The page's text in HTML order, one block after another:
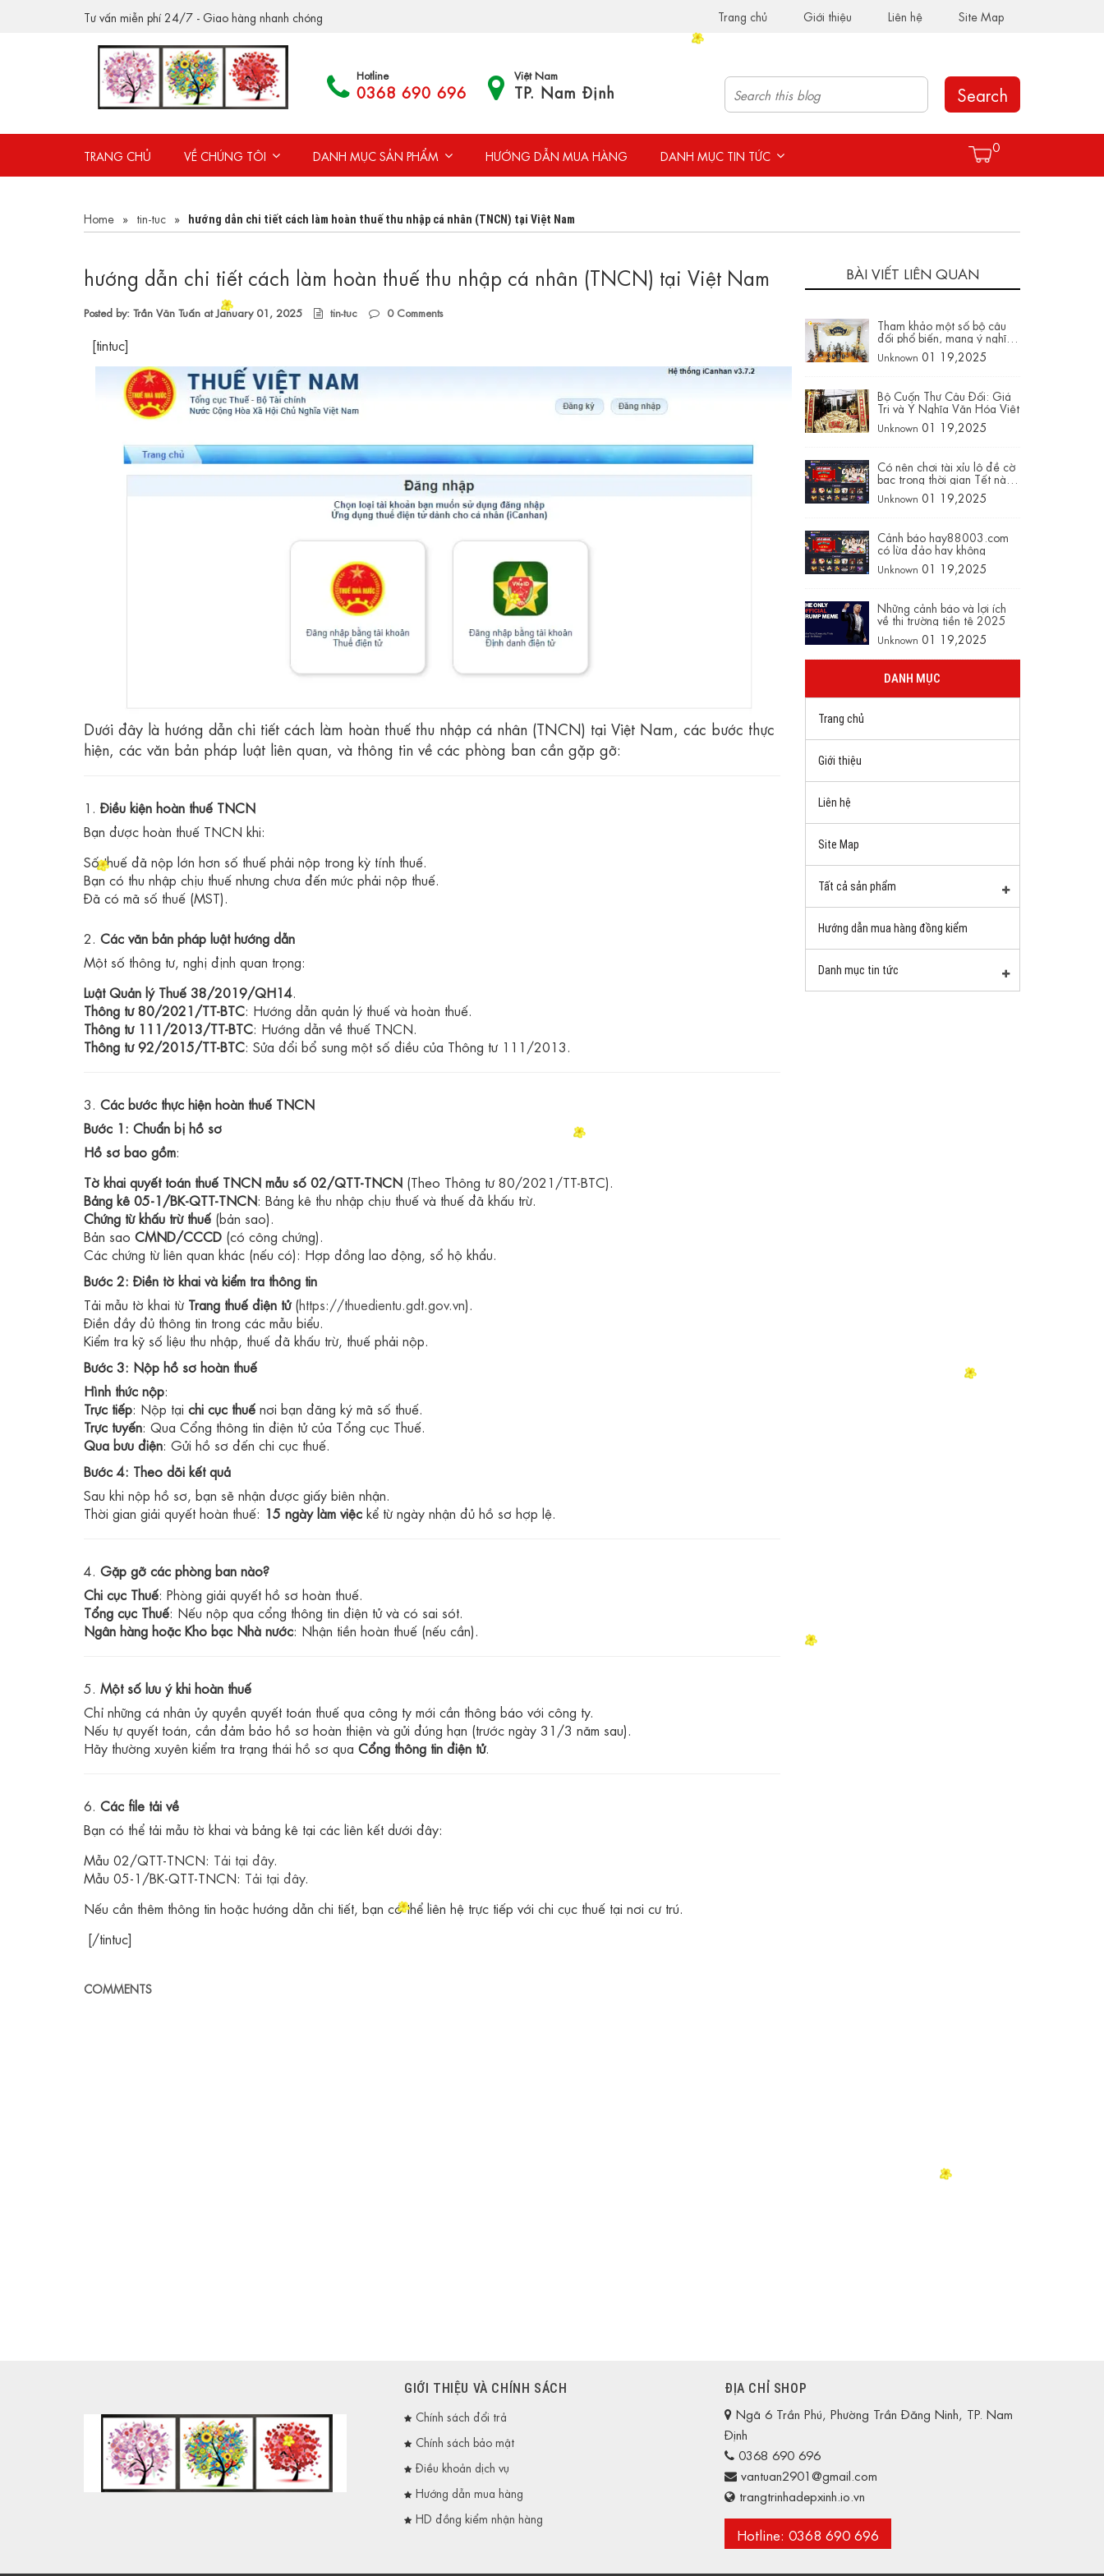
Tư vấn miễn phí 24/7 - Giao hàng nhanh chóng Trang chủ Giới thiệu Liên hệ Site Map
Hotline
0368 690 696
Việt Nam
TP. Nam Định Search
TRANG CHỦ VỀ CHÚNG TÔI DANH MỤC SẢN PHẨM HƯỚNG DẪN MUA HÀNG DANH MỤC TIN TỨC
0
Home » tin-tuc » hướng dẫn chi tiết cách làm hoàn thuế thu nhập cá nhân (TNCN) tại Việt Nam
hướng dẫn chi tiết cách làm hoàn thuế thu nhập cá nhân (TNCN) tại Việt Nam
Posted by: Trần Văn Tuấn at January 01, 2025 tin-tuc 0Comments
[tintuc]
Dưới đây là hướng dẫn chi tiết cách làm hoàn thuế thu nhập cá nhân (TNCN) tại Việt Nam, các bước thực
hiện, các văn bản pháp luật liên quan, và thông tin về các phòng ban cần gặp gỡ:
1. Điều kiện hoàn thuế TNCN
Bạn được hoàn thuế TNCN khi:
Số thuế đã nộp lớn hơn số thuế phải nộp trong kỳ tính thuế.
Bạn có thu nhập chịu thuế nhưng chưa đến mức phải nộp thuế.
Đã có mã số thuế (MST).
2. Các văn bản pháp luật hướng dẫn
Một số thông tư, nghị định quan trọng:
Luật Quản lý Thuế 38/2019/QH14.
Thông tư 80/2021/TT-BTC: Hướng dẫn quản lý thuế và hoàn thuế.
Thông tư 111/2013/TT-BTC: Hướng dẫn về thuế TNCN.
Thông tư 92/2015/TT-BTC: Sửa đổi bổ sung một số điều của Thông tư 111/2013.
3. Các bước thực hiện hoàn thuế TNCN
Bước 1: Chuẩn bị hồ sơ
Hồ sơ bao gồm:
Tờ khai quyết toán thuế TNCN mẫu số 02/QTT-TNCN (Theo Thông tư 80/2021/TT-BTC).
Bảng kê 05-1/BK-QTT-TNCN: Bảng kê thu nhập chịu thuế và thuế đã khấu trừ.
Chứng từ khấu trừ thuế (bản sao).
Bản sao CMND/CCCD (có công chứng).
Các chứng từ liên quan khác (nếu có): Hợp đồng lao động, sổ hộ khẩu.
Bước 2: Điền tờ khai và kiểm tra thông tin
Tải mẫu tờ khai từ Trang thuế điện tử(https://thuedientu.gdt.gov.vn).
Điền đầy đủ thông tin trong các mẫu biểu.
Kiểm tra kỹ số liệu thu nhập, thuế đã khấu trừ, thuế phải nộp.
Bước 3: Nộp hồ sơ hoàn thuế
Hình thức nộp:
Trực tiếp: Nộp tại chi cục thuế nơi bạn đăng ký mã số thuế.
Trực tuyến: Qua Cổng thông tin điện tử của Tổng cục Thuế.
Qua bưu điện: Gửi hồ sơ đến chi cục thuế.
Bước 4: Theo dõi kết quả
Sau khi nộp hồ sơ, bạn sẽ nhận được giấy biên nhận.
Thời gian giải quyết hoàn thuế: 15 ngày làm việc kể từ ngày nhận đủ hồ sơ hợp lệ.
4. Gặp gỡ các phòng ban nào?
Chi cục Thuế: Phòng giải quyết hồ sơ hoàn thuế.
Tổng cục Thuế: Nếu nộp qua cổng thông tin điện tử và có sai sót.
Ngân hàng hoặc Kho bạc Nhà nước: Nhận tiền hoàn thuế (nếu cần).
5. Một số lưu ý khi hoàn thuế
Chỉ những cá nhân ủy quyền quyết toán thuế qua công ty mới cần thông báo với công ty.
Nếu tự quyết toán, cần đảm bảo hồ sơ hoàn thiện và gửi đúng hạn (trước ngày 31/3 năm sau).
Hãy thường xuyên kiểm tra trạng thái hồ sơ qua Cổng thông tin điện tử.
6. Các file tải về
Bạn có thể tải mẫu tờ khai và bảng kê tại các liên kết dưới đây:
Mẫu 02/QTT-TNCN: Tải tại đây.
Mẫu 05-1/BK-QTT-TNCN: Tải tại đây.
Nếu cần thêm thông tin hoặc hướng dẫn chi tiết, bạn có thể liên hệ trực tiếp với chi cục thuế tại nơi cư trú.
[/tintuc]
COMMENTS
BÀI VIẾT LIÊN QUAN
Tham khảo một số bộ câu
đối phổ biến, mang ý nghĩa
sâu sắc trong thờ cúng và
truyền thống văn hóa Việt
Unknown 01 19,2025
Bộ Cuốn Thư Câu Đối: Giá
Trị và Ý Nghĩa Văn Hóa Việt
Unknown 01 19,2025
Có nên chơi tài xỉu lô đề cờ
bạc trong thời gian Tết này
không trên hay88003.com
Unknown 01 19,2025
Cảnh báo hay88003.com
có lừa đảo hay không
Unknown 01 19,2025
Những cảnh báo và lợi ích
về thị trường tiền tệ 2025
Unknown 01 19,2025
DANH MỤC
Trang chủ
Giới thiệu
Liên hệ
Site Map
Tất cả sản phẩm
Hướng dẫn mua hàng đồng kiểm
Danh mục tin tức
GIỚI THIỆU VÀ CHÍNH SÁCH
Chính sách đổi trả
Chính sách bảo mật
Điều khoản dịch vụ
Hướng dẫn mua hàng
HD đồng kiểm nhận hàng
ĐỊA CHỈ SHOP
Ngã 6 Trần Phú, Phường Trần Đăng Ninh, TP. Nam
Định
0368 690 696
vantuan2901@gmail.com
trangtrinhadepxinh.io.vn
Hotline: 0368 690 696